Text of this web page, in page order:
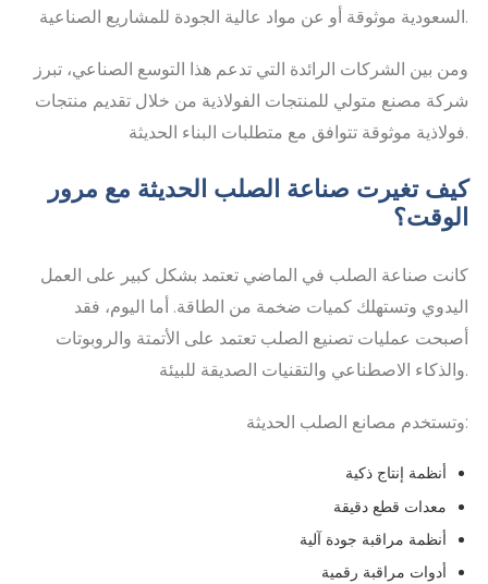
السعودية موثوقة أو عن مواد عالية الجودة للمشاريع الصناعية.
ومن بين الشركات الرائدة التي تدعم هذا التوسع الصناعي، تبرز
شركة مصنع متولي للمنتجات الفولاذية من خلال تقديم منتجات
فولاذية موثوقة تتوافق مع متطلبات البناء الحديثة.
كيف تغيرت صناعة الصلب الحديثة مع مرور
الوقت؟
كانت صناعة الصلب في الماضي تعتمد بشكل كبير على العمل
اليدوي وتستهلك كميات ضخمة من الطاقة. أما اليوم، فقد
أصبحت عمليات تصنيع الصلب تعتمد على الأتمتة والروبوتات
والذكاء الاصطناعي والتقنيات الصديقة للبيئة.
وتستخدم مصانع الصلب الحديثة:
أنظمة إنتاج ذكية
معدات قطع دقيقة
أنظمة مراقبة جودة آلية
أدوات مراقبة رقمية